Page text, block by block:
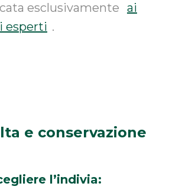
esclusivamente ai
esperti .
e conservazione
l’indivia: